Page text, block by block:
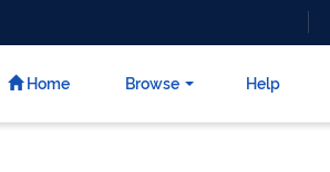
Home Browse Help